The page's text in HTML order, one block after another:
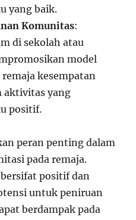
yang baik.
Komunitas:
di sekolah atau
model
kesempatan
aktivitas yang
positif.
peran penting dalam
pada remaja.
positif dan
untuk peniruan
berdampak pada